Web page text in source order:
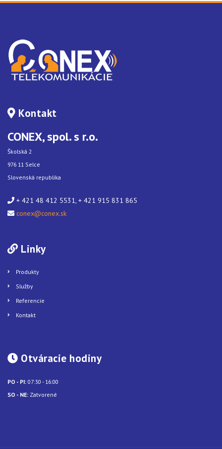
Kontakt
CONEX, spol. s r.o.
Školská 2
976 11 Selce
Slovenská republika
+ 421 48 412 5531, + 421 915 831 865
conex@conex.sk
Linky
Produkty
Služby
Referencie
Kontakt
Otváracie hodiny
PO - PI: 07:30 - 16:00
SO - NE: Zatvorené